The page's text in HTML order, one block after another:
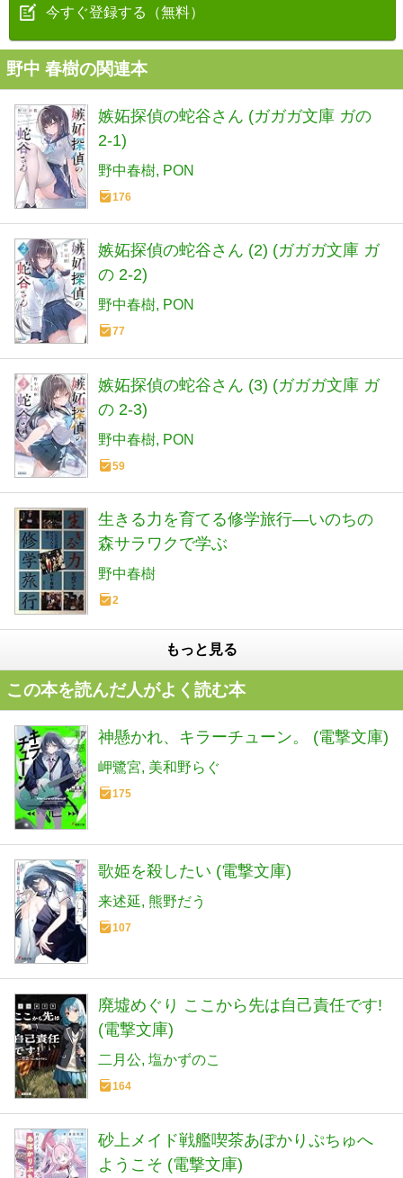
今すぐ登録する（無料）
野中 春樹の関連本
嫉妬探偵の蛇谷さん (ガガガ文庫 ガの
2-1)
野中春樹 PON
176
嫉妬探偵の蛇谷さん (2) (ガガガ文庫 ガ
の 2-2)
野中春樹 PON
77
嫉妬探偵の蛇谷さん (3) (ガガガ文庫 ガ
の 2-3)
野中春樹 PON
59
生きる力を育てる修学旅行―いのちの
森サラワクで学ぶ
野中春樹
2
もっと見る
この本を読んだ人がよく読む本
神懸かれ、キラーチューン。 (電撃文庫)
岬鷺宮 美和野らぐ
175
歌姫を殺したい (電撃文庫)
来述延 熊野だう
107
廃墟めぐり ここから先は自己責任です!
(電撃文庫)
二月公 塩かずのこ
164
砂上メイド戦艦喫茶あぽかりぷちゅへ
ようこそ (電撃文庫)